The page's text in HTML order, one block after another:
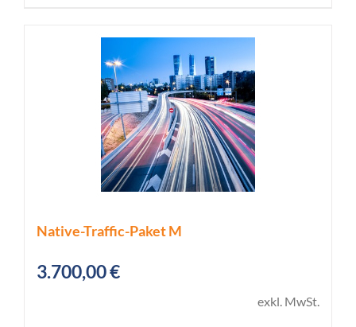
Native-Traffic-Paket M
3.700,00€
exkl. MwSt.